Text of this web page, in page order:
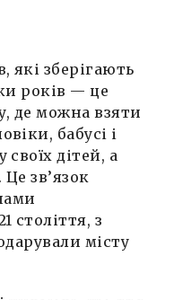
які зберігають
років — це
де можна взяти
бабусі і
своїх дітей, а
зв’язок
століття, з
місту